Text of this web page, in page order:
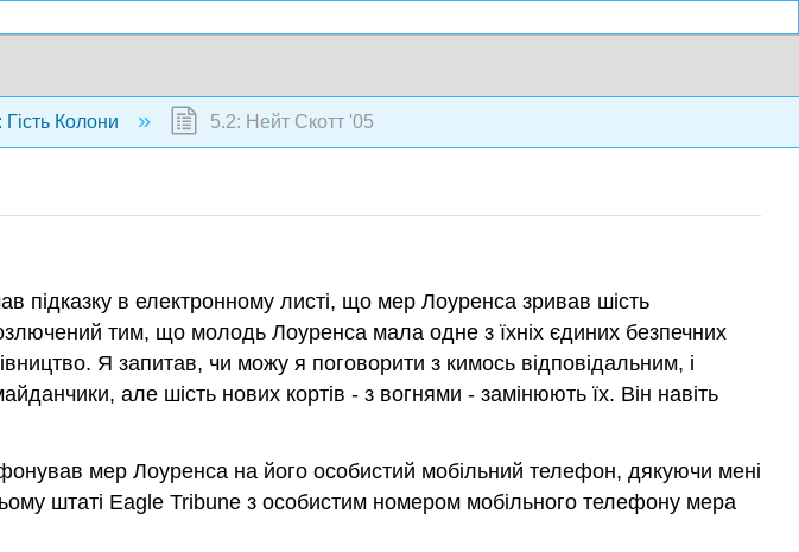
Гість Колони 5.2: Нейт Скотт '05
підказку в електронному листі, що мер Лоуренса зривав шість
тим, що молодь Лоуренса мала одне з їхніх єдиних безпечних
Я запитав, чи можу я поговорити з кимось відповідальним, і
але шість нових кортів - з вогнями - замінюють їх. Він навіть
мер Лоуренса на його особистий мобільний телефон, дякуючи мені
штаті Eagle Tribune з особистим номером мобільного телефону мера